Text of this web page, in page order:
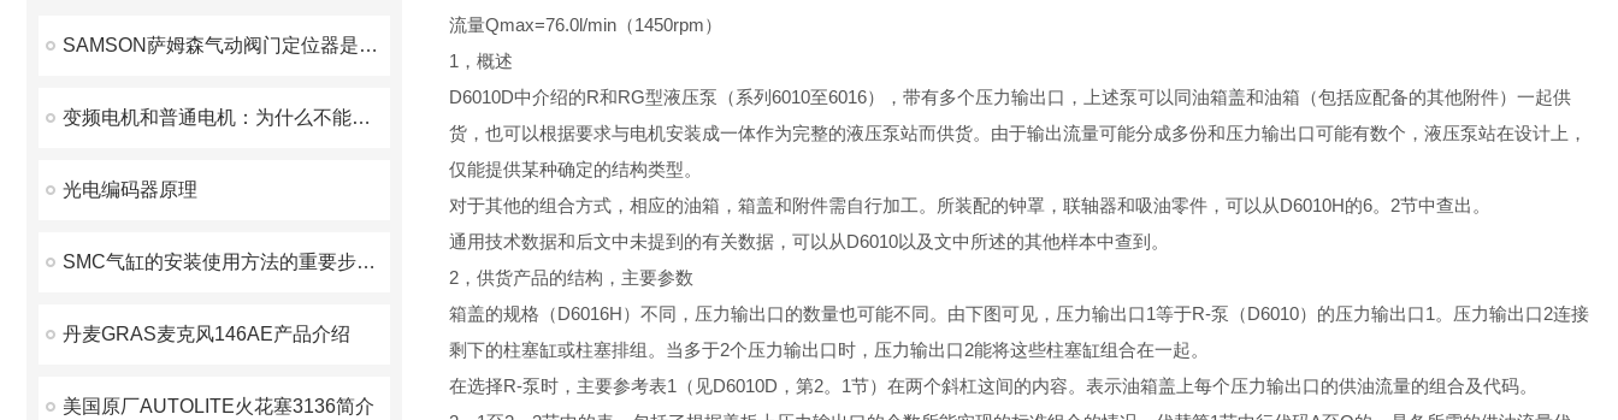
SAMSON萨姆森气动阀门定位器是如何进行调试的
变频电机和普通电机：为什么不能互通？
光电编码器原理
SMC气缸的安装使用方法的重要步骤分哪些
丹麦GRAS麦克风146AE产品介绍
美国原厂AUTOLITE火花塞3136简介
流量Qmax=76.0l/min（1450rpm）
1，概述
D6010D中介绍的R和RG型液压泵（系列6010至6016），带有多个压力输出口，上述泵可以同油箱盖和油箱（包括应配备的其他附件）一起供
货，也可以根据要求与电机安装成一体作为完整的液压泵站而供货。由于输出流量可能分成多份和压力输出口可能有数个，液压泵站在设计上，
仅能提供某种确定的结构类型。
对于其他的组合方式，相应的油箱，箱盖和附件需自行加工。所装配的钟罩，联轴器和吸油零件，可以从D6010H的6。2节中查出。
通用技术数据和后文中未提到的有关数据，可以从D6010以及文中所述的其他样本中查到。
2，供货产品的结构，主要参数
箱盖的规格（D6016H）不同，压力输出口的数量也可能不同。由下图可见，压力输出口1等于R-泵（D6010）的压力输出口1。压力输出口2连接
剩下的柱塞缸或柱塞排组。当多于2个压力输出口时，压力输出口2能将这些柱塞缸组合在一起。
在选择R-泵时，主要参考表1（见D6010D，第2。1节）在两个斜杠这间的内容。表示油箱盖上每个压力输出口的供油流量的组合及代码。